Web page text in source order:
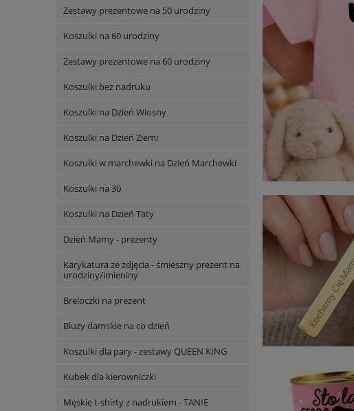
Zestawy prezentowe na 50 urodziny
Koszulki na 60 urodziny
Zestawy prezentowe na 60 urodziny
Koszulki bez nadruku
Koszulki na Dzień Wiosny
Koszulki na Dzień Ziemi
Koszulki w marchewki na Dzień Marchewki
Koszulki na 30
Koszulki na Dzień Taty
Dzień Mamy - prezenty
Karykatura ze zdjęcia - śmieszny prezent na
urodziny/imieniny
Breloczki na prezent
Bluzy damskie na co dzień
Koszulki dla pary - zestawy QUEEN KING
Kubek dla kierowniczki
Męskie t-shirty z nadrukiem - TANIE